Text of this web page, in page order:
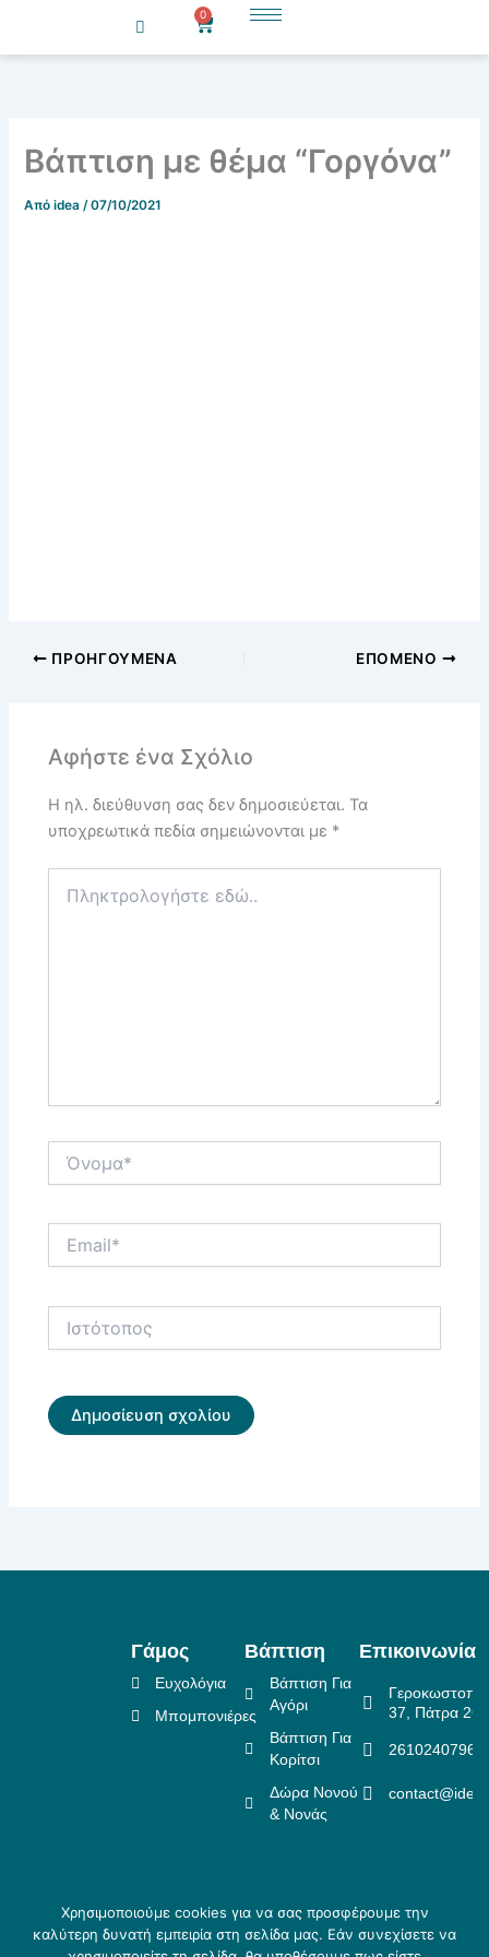
0
Cart
Βάπτιση με θέμα “Γοργόνα”
Απόidea/07/10/2021
ΠΡΟΗΓΟΎΜΕΝΑ ΕΠΌΜΕΝΟ
Αφήστε ένα Σχόλιο
Η ηλ. διεύθυνση σας δεν δημοσιεύεται. Τα
υποχρεωτικά πεδία σημειώνονται με *
εδώ..
Γάμος
Ευχολόγια
Μπομπονιέρες
Βάπτιση
Βάπτιση Για
Αγόρι
Βάπτιση Για
Κορίτσι
Δώρα Νονού
& Νονάς
Επικοινωνία
37, Πάτρα
2610240796
Copyright © Crafted
Πολιτική Επιστροφών
Πολιτική Απορρήτου
Χρησιμοποιούμε cookies για να σας προσφέρουμε την
καλύτερη δυνατή εμπειρία στη σελίδα μας. Εάν συνεχίσετε να